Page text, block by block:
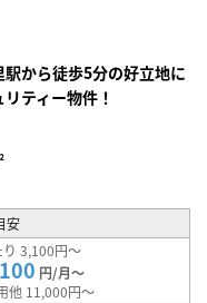
駅から徒歩5分の好立地に
ティー物件！
安
り 3,100円～
円/月～
他 11,000円～